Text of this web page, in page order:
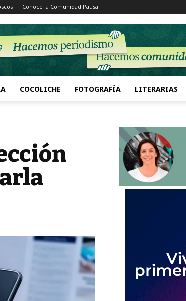
Conocé la Comunidad Pausa
COCOLICHE FOTOGRAFÍA LITERARIAS